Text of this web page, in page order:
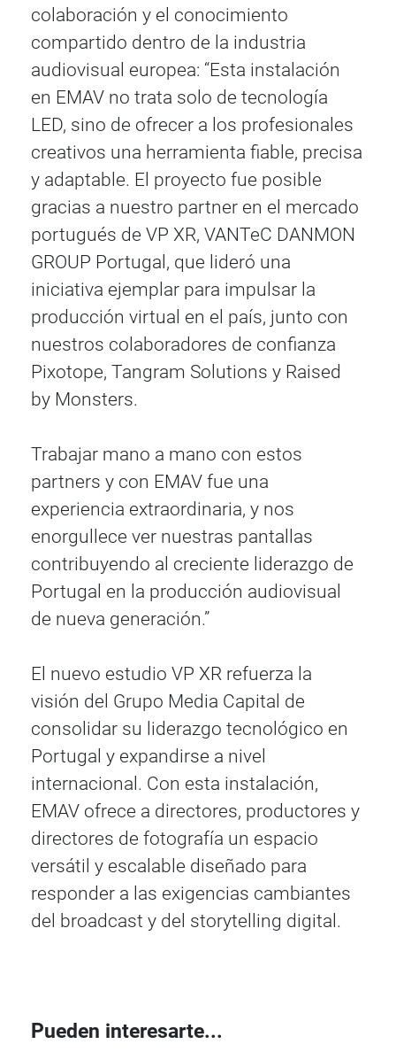
colaboración y el conocimiento
compartido dentro de la industria
audiovisual europea: “Esta instalación
en EMAV no trata solo de tecnología
LED, sino de ofrecer a los profesionales
creativos una herramienta fiable, precisa
y adaptable. El proyecto fue posible
gracias a nuestro partner en el mercado
portugués de VP XR, VANTeC DANMON
GROUP Portugal, que lideró una
iniciativa ejemplar para impulsar la
producción virtual en el país, junto con
nuestros colaboradores de confianza
Pixotope, Tangram Solutions y Raised
by Monsters.
Trabajar mano a mano con estos
partners y con EMAV fue una
experiencia extraordinaria, y nos
enorgullece ver nuestras pantallas
contribuyendo al creciente liderazgo de
Portugal en la producción audiovisual
de nueva generación.”
El nuevo estudio VP XR refuerza la
visión del Grupo Media Capital de
consolidar su liderazgo tecnológico en
Portugal y expandirse a nivel
internacional. Con esta instalación,
EMAV ofrece a directores, productores y
directores de fotografía un espacio
versátil y escalable diseñado para
responder a las exigencias cambiantes
del broadcast y del storytelling digital.
Pueden interesarte...